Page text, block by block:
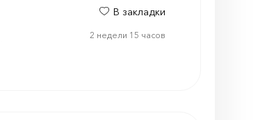
В закладки
2 недели 15 часов